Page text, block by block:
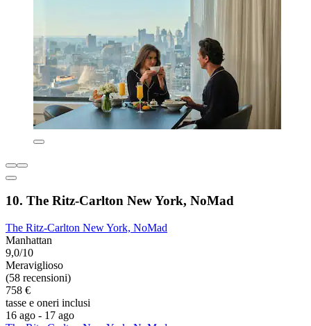
10. The Ritz-Carlton New York, NoMad
The Ritz-Carlton New York, NoMad
Manhattan
9,0/10
Meraviglioso
(58 recensioni)
758 €
tasse e oneri inclusi
16 ago - 17 ago